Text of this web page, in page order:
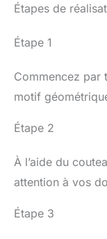
Étapes de
Étape 1
Commencez par
motif
Étape 2
À l’aide du
attention à vos
Étape 3